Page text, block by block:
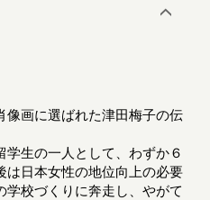
像画に選ばれた津田梅子の伝
生の一人として、わずか６
は日本女性の地位向上の必要
校づくりに奔走し、やがて